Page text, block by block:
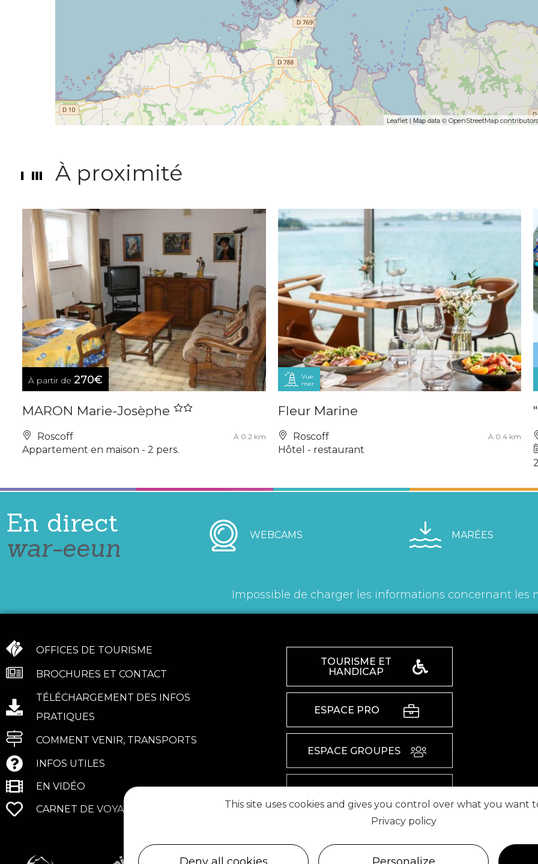
Leaflet | Map data ©OpenStreetMap
À proximité
À partir de 270€
MARON Marie-Josèphe
Roscoff À 0.2 km
Appartement en maison - 2 pers.
Vue
mer
Fleur Marine
Roscoff À 0.4 km
Hôtel - restaurant
En direct
war-eeun WEBCAMS MARÉES
Impossible de charger les informations concernant les
OFFICES DE TOURISME
BROCHURES ET CONTACT
TÉLÉCHARGEMENT DES INFOS
PRATIQUES
COMMENT VENIR, TRANSPORTS
INFOS UTILES
EN VIDÉO
CARNET DE VOYAGE
TOURISME ET
HANDICAP
ESPACE PRO
ESPACE GROUPES
This site uses cookies and gives you control over what you want
Privacy policy